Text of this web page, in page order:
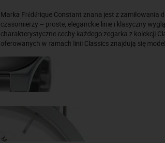
Marka Frédérique Constant znana jest z zamiłowania
czasomierzy – proste, eleganckie linie i klasyczny
charakterystyczne cechy każdego zegarka z kolekcji
oferowanych w ramach linii Classics znajdują się